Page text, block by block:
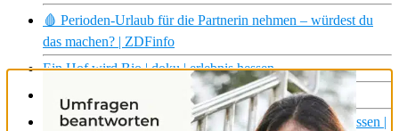
🩸 Perioden-Urlaub für die Partnerin nehmen – würdest du
das machen? | ZDFinfo
Ein Hof wird Bio | doku | erlebnis hessen
Ein Hof wird Bio | doku | erlebnis hessen
Das Drehhaus – Wohnkonzept der Zukunft | erlebnis hessen |